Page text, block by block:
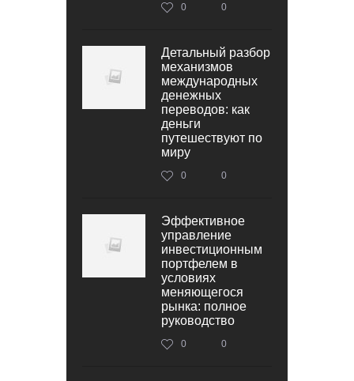
0 0
Детальный разбор
механизмов
международных
денежных
переводов: как
деньги
путешествуют по
миру
0 0
Эффективное
управление
инвестиционным
портфелем в
условиях
меняющегося
рынка: полное
руководство
0 0